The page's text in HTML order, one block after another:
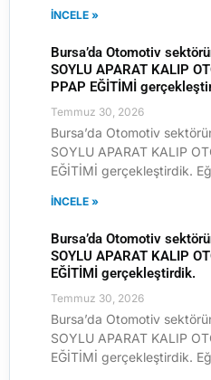
İNCELE »
Bursa’da Otomotiv
SOYLU APARAT KALIP
PPAP EĞİTİMİ
Temmuz 30, 2026
Bursa’da Otomotiv
SOYLU APARAT KALIP
EĞİTİMİ gerçekleştirdik.
İNCELE »
Bursa’da Otomotiv
SOYLU APARAT KALIP
EĞİTİMİ gerçekleştirdik.
Temmuz 30, 2026
Bursa’da Otomotiv
SOYLU APARAT KALIP
EĞİTİMİ gerçekleştirdik.